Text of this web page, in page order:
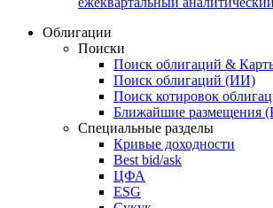
Cbonds Review
ежеквартальный
Облигации
Поиски
Поиск облигаций &
Поиск облигаций (ИИ)
Поиск котировок
Ближайшие размещения
Специальные разделы
Кривые доходности